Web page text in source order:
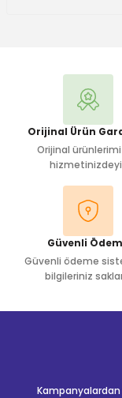
Orijinal Ürün
Orijinal
Güvenli
Güvenli ödeme
bilgileriniz